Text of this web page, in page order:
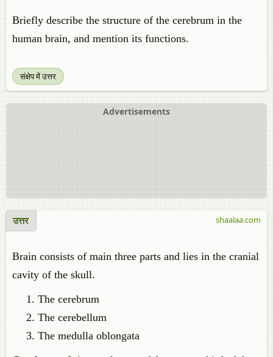
Briefly describe the structure of the cerebrum in the
human brain, and mention its functions.
संक्षेप में उत्तर
Advertisements
उत्तर
Brain consists of main three parts and lies in the cranial
cavity of the skull.
The cerebrum
The cerebellum
The medulla oblongata
shaalaa.com